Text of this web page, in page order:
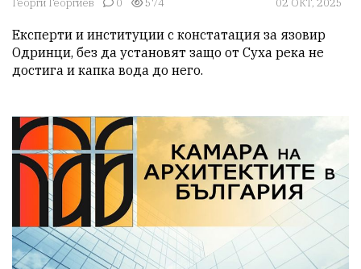
Георги Георгиев 0 574 02 ОКТ, 2025
Експерти и институции с констатация за язовир
Одринци, без да установят защо от Суха река не
достига и капка вода до него.